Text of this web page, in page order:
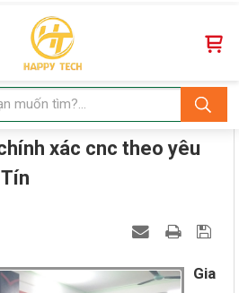
xác cnc theo yêu
Gia